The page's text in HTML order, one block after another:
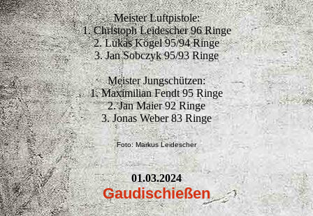
Meister Luftpistole:
1. Christoph Leidescher 96 Ringe
2. Lukas Kögel 95/94 Ringe
3. Jan Sobczyk 95/93 Ringe
Meister Jungschützen:
1. Maximilian Fendt 95 Ringe
2. Jan Maier 92 Ringe
3. Jonas Weber 83 Ringe
Foto: Markus Leidescher
01.03.2024
Gaudischießen